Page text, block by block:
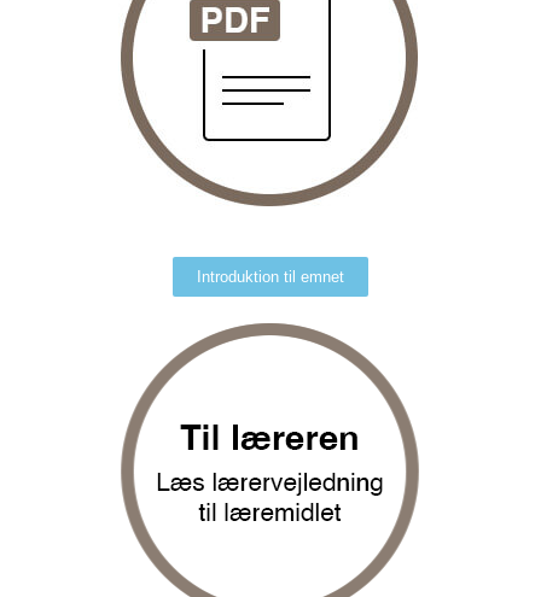
Introduktion til emnet